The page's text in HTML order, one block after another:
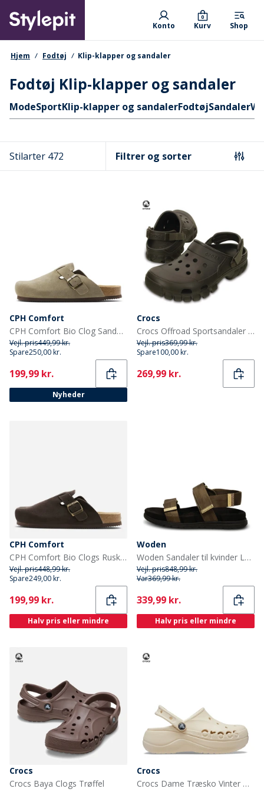
main
content
Primary departments
Konto Kurv
0
Shop
navigationssti
Hjem Fodtøj Klip-klapper og sandaler
Fodtøj Klip-klapper og sandaler
Hurtige links
ModeSportKlip-klapper og sandalerFodtøjSandaler
Stilarter 472 Filtrer og sorter
CPH Comfort
CPH Comfort Bio Clog Sandaler af ruskind Taupe
Vejl. pris449,99 kr.
Spare250,00 kr.
Current
199,99 kr.
Nyheder
Crocs
Crocs Offroad Sportsandaler Espresso/Valnød
Vejl. pris369,99 kr.
Spare100,00 kr.
Current
269,99 kr.
CPH Comfort
CPH Comfort Bio Clogs Ruskind Sandaler Dark Brown
Vejl. pris448,99 kr.
Spare249,00 kr.
Current
199,99 kr.
Halv pris eller mindre
Woden
Woden Sandaler til kvinder Louisa 295 Mørk oliven
Vejl. pris848,99 kr.
Var369,99 kr.
Current
339,99 kr.
Halv pris eller mindre
Crocs
Crocs Baya Clogs Trøffel
Crocs
Crocs Dame Træsko Vinter Hvid